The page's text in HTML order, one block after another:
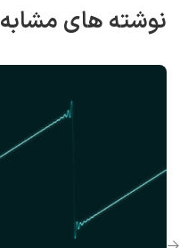
نوشته های مشابه